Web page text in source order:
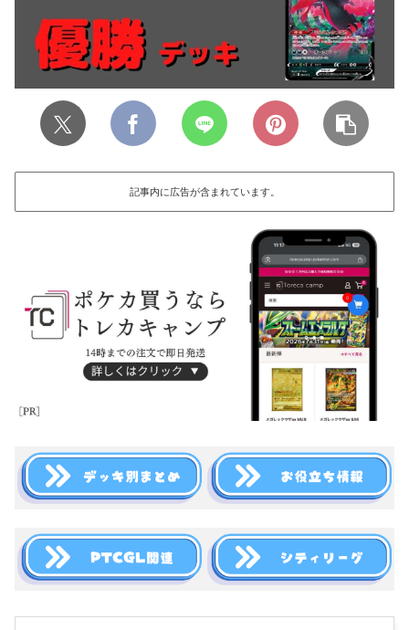
記事内に広告が含まれています。